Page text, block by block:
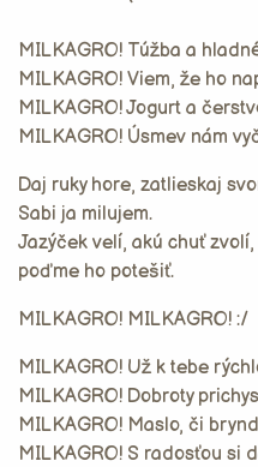
MILKAGRO! Túžba a
MILKAGRO! Viem, že ho
MILKAGRO! Jogurt a
MILKAGRO! Úsmev nám
Daj ruky hore, zatlieskaj
Sabi ja milujem.
Jazýček velí, akú chuť zvolí,
poďme ho potešiť.
MILKAGRO! MILKAGRO! :/
MILKAGRO! Už k tebe
MILKAGRO! Dobroty
MILKAGRO! Maslo, či
MILKAGRO! S radosťou si